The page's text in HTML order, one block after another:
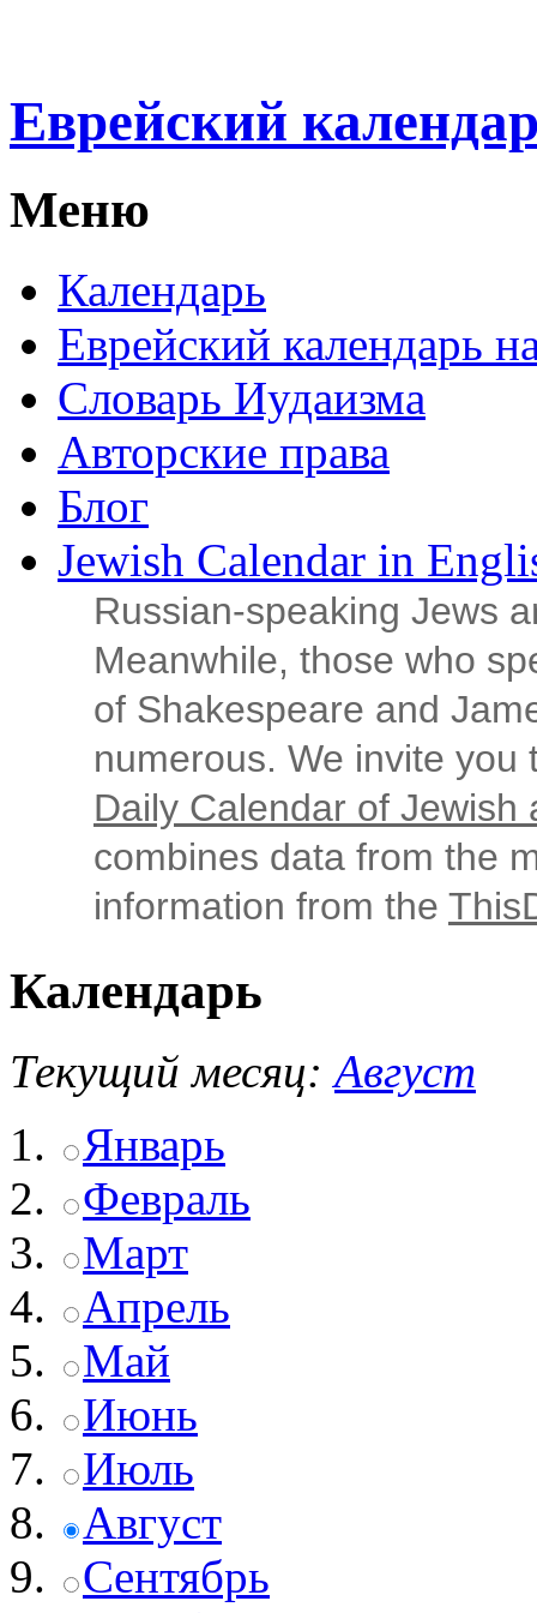
Еврейский
Меню
Календарь
Еврейский календарь
Словарь Иудаизма
Авторские права
Блог
Jewish Calendar in
Russian‑speaking Jews
Meanwhile, those who
of Shakespeare and
numerous. We invite
Daily Calendar of Jewish
combines data from the
information from the
Календарь
Текущий месяц: Август
Январь
Февраль
Март
Апрель
Май
Июнь
Июль
Август
Сентябрь